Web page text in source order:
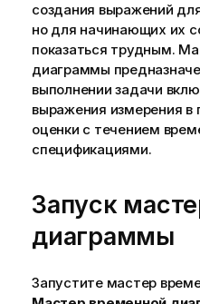
создания выражений
но для начинающих их
показаться трудным.
диаграммы
выполнении задачи
выражения измерения
оценки с течением
спецификациями.
Запуск
диаграммы
Запустите мастер